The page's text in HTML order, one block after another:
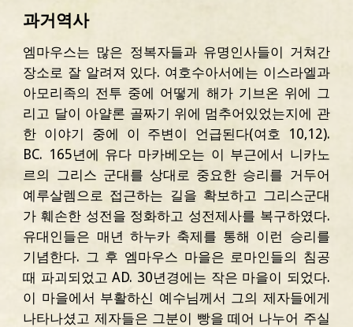
과거역사
엠마우스는 많은 정복자들과 유명인사들이 거쳐간
장소로 잘 알려져 있다. 여호수아서에는 이스라엘과
아모리족의 전투 중에 어떻게 해가 기브온 위에 그
리고 달이 아얄론 골짜기 위에 멈추어있었는지에 관
한 이야기 중에 이 주변이 언급된다(여호 10,12).
BC. 165년에 유다 마카베오는 이 부근에서 니카노
르의 그리스 군대를 상대로 중요한 승리를 거두어
예루살렘으로 접근하는 길을 확보하고 그리스군대
가 훼손한 성전을 정화하고 성전제사를 복구하였다.
유대인들은 매년 하누카 축제를 통해 이런 승리를
기념한다. 그 후 엠마우스 마을은 로마인들의 침공
때 파괴되었고 AD. 30년경에는 작은 마을이 되었다.
이 마을에서 부활하신 예수님께서 그의 제자들에게
나타나셨고 제자들은 그분이 빵을 떼어 나누어 주실